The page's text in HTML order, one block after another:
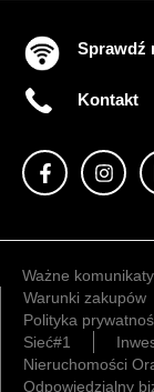
Sprawdź
Kontakt
Ważne komunikaty
Warunki zakupów
Polityka
Sieć#1
Nieruchomości
Odpowiedzialny